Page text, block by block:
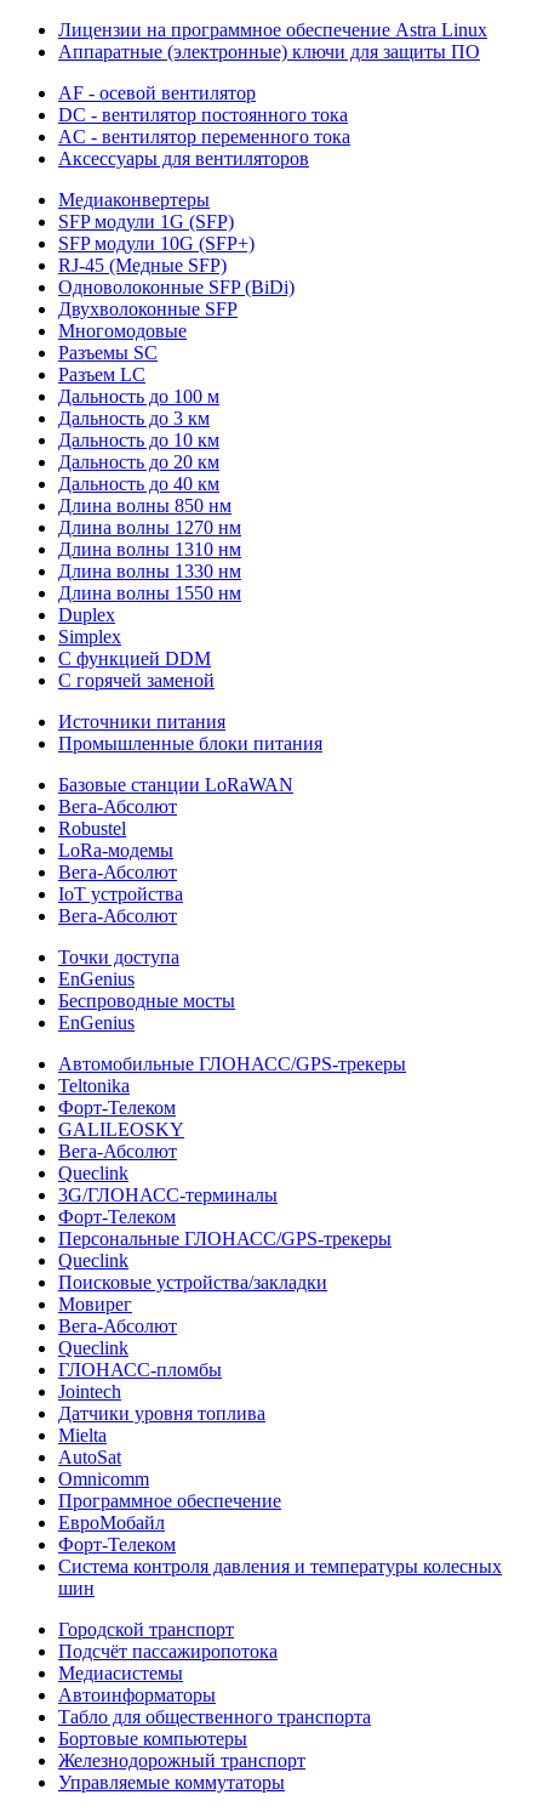
Лицензии на программное обеспечение Astra Linux
Аппаратные (электронные) ключи для защиты ПО
AF - осевой вентилятор
DC - вентилятор постоянного тока
AC - вентилятор переменного тока
Аксессуары для вентиляторов
Медиаконвертеры
SFP модули 1G (SFP)
SFP модули 10G (SFP+)
RJ-45 (Медные SFP)
Одноволоконные SFP (BiDi)
Двухволоконные SFP
Многомодовые
Разъемы SC
Разъем LC
Дальность до 100 м
Дальность до 3 км
Дальность до 10 км
Дальность до 20 км
Дальность до 40 км
Длина волны 850 нм
Длина волны 1270 нм
Длина волны 1310 нм
Длина волны 1330 нм
Длина волны 1550 нм
Duplex
Simplex
С функцией DDM
С горячей заменой
Источники питания
Промышленные блоки питания
Базовые станции LoRaWAN
Вега-Абсолют
Robustel
LoRa-модемы
Вега-Абсолют
IoT устройства
Вега-Абсолют
Точки доступа
EnGenius
Беспроводные мосты
EnGenius
Автомобильные ГЛОНАСС/GPS-трекеры
Teltonika
Форт-Телеком
GALILEOSKY
Вега-Абсолют
Queclink
3G/ГЛОНАСС-терминалы
Форт-Телеком
Персональные ГЛОНАСС/GPS-трекеры
Queclink
Поисковые устройства/закладки
Мовирег
Вега-Абсолют
Queclink
ГЛОНАСС-пломбы
Jointech
Датчики уровня топлива
Mielta
AutoSat
Omnicomm
Программное обеспечение
ЕвроМобайл
Форт-Телеком
Система контроля давления и температуры колесных
шин
Городской транспорт
Подсчёт пассажиропотока
Медиасистемы
Автоинформаторы
Табло для общественного транспорта
Бортовые компьютеры
Железнодорожный транспорт
Управляемые коммутаторы